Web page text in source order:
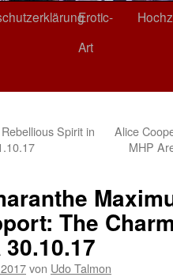
Erotic-
Art
Spirit in
Alice
MHP
The
von Udo Talmon